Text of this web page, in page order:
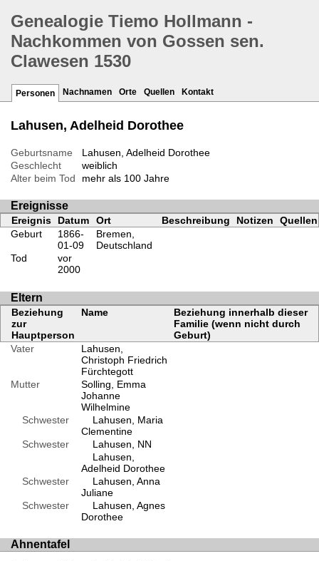
Genealogie Tiemo Hollmann -
Nachkommen von Gossen sen.
Clawesen 1530
Personen Nachnamen Orte Quellen Kontakt
Lahusen, Adelheid Dorothee
Geburtsname
Lahusen, Adelheid Dorothee
Geschlecht
weiblich
Alter beim Tod
mehr als 100 Jahre
Ereignisse
Ereignis Datum Ort Beschreibung Notizen
Quellen
Geburt
1866-
01-09
Bremen,
Deutschland
Tod
vor
2000
Eltern
Beziehung
zur
Hauptperson
Name
Beziehung innerhalb dieser
Familie (wenn nicht durch
Geburt)
Vater
Lahusen,
Christoph Friedrich
Fürchtegott
Mutter
Solling, Emma
Johanne
Wilhelmine
Schwester
Lahusen, Maria
Clementine
Schwester
Lahusen, NN
Lahusen,
Adelheid Dorothee
Schwester
Lahusen, Anna
Juliane
Schwester
Lahusen, Agnes
Dorothee
Ahnentafel